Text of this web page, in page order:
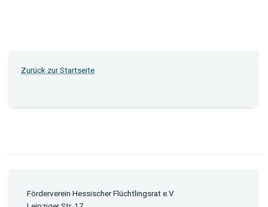
Zurück zur Startseite
Förderverein Hessischer Flüchtlingsrat e.V.